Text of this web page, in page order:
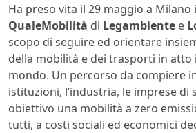
Ha preso vita il 29 maggio a Milano
QualeMobilità di Legambiente e
scopo di seguire ed orientare
della mobilità e dei trasporti in atto
mondo. Un percorso da compiere
istituzioni, l’industria, le imprese di
obiettivo una mobilità a zero
tutti, a costi sociali ed economici